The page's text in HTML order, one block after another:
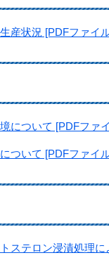
産状況 [PDFファイ
について [PDFファ
ついて [PDFファイ
ステロン浸漬処理